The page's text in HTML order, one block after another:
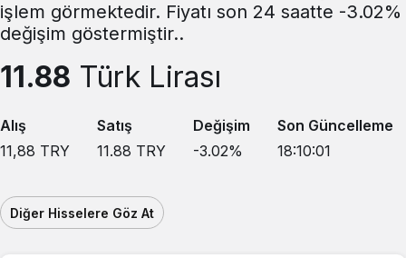
işlem görmektedir. Fiyatı son 24 saatte -3.02%
değişim göstermiştir..
11.88 Türk Lirası
Alış
11,88 TRY
Satış
11.88 TRY
Değişim
-3.02%
Son Güncelleme
18:10:01
Diğer Hisselere Göz At